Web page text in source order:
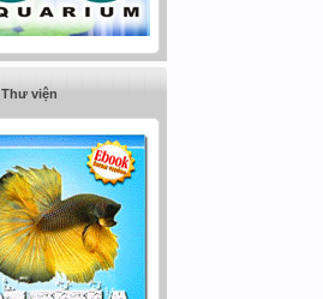
Thư viện